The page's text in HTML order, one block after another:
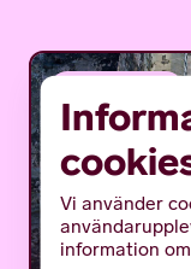
Vi använder
information